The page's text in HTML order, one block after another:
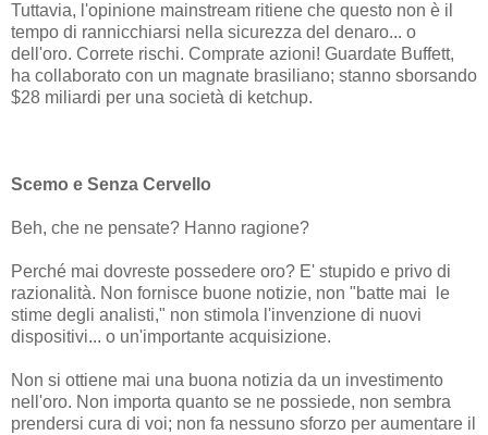
Tuttavia, l'opinione mainstream ritiene che questo non è il
tempo di rannicchiarsi nella sicurezza del denaro... o
dell'oro. Correte rischi. Comprate azioni! Guardate Buffett,
ha collaborato con un magnate brasiliano; stanno sborsando
$28 miliardi per una società di ketchup.
Scemo e Senza Cervello
Beh, che ne pensate? Hanno ragione?
Perché mai dovreste possedere oro? E' stupido e privo di
razionalità. Non fornisce buone notizie, non "batte mai le
stime degli analisti," non stimola l'invenzione di nuovi
dispositivi... o un'importante acquisizione.
Non si ottiene mai una buona notizia da un investimento
nell'oro. Non importa quanto se ne possiede, non sembra
prendersi cura di voi; non fa nessuno sforzo per aumentare il